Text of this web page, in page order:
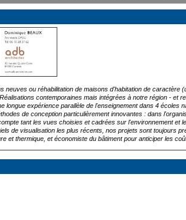
ou réhabilitation de maisons d'habitation de caractère
contemporaines mais intégrées à notre région - et
longue expérience parallèle de l'enseignement dans 4 écoles
de conception particulièrement innovantes : dans
tant les vues choisies et cadrées sur l'environnement et
de visualisation les plus récents, nos projets sont toujours
et thermique, et économiste du bâtiment pour anticiper les